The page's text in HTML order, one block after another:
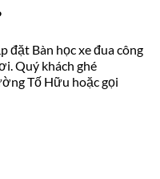
đặt Bàn học xe đua công
Quý khách ghé
Tố Hữu hoặc gọi